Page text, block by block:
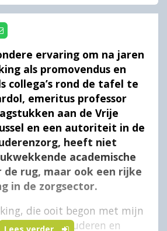
Lees verder
ervaring om na jaren
als promovendus en
collega’s rond de tafel te
emeritus professor
aan de Vrije
en een autoriteit in de
heeft niet
academische
rug, maar ook een rijke
in de zorgsector.
die ooit begon met mijn
over Ouderen en